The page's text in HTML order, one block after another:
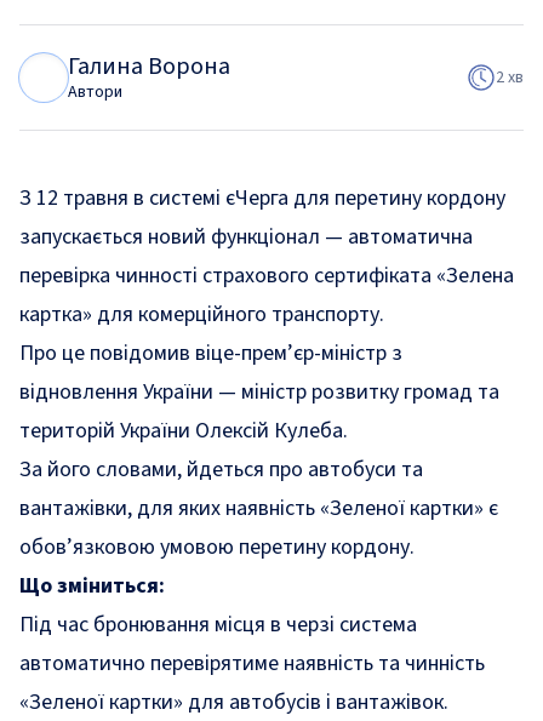
Галина Ворона
Автори
2 хв
З 12 травня в системі єЧерга для перетину кордону
запускається новий функціонал — автоматична
перевірка чинності страхового сертифіката «Зелена
картка» для комерційного транспорту.
Про це повідомив віце-прем’єр-міністр з
відновлення України — міністр розвитку громад та
територій України Олексій Кулеба.
За його словами, йдеться про автобуси та
вантажівки, для яких наявність «Зеленої картки» є
обов’язковою умовою перетину кордону.
Що зміниться:
Під час бронювання місця в черзі система
автоматично перевірятиме наявність та чинність
«Зеленої картки» для автобусів і вантажівок.